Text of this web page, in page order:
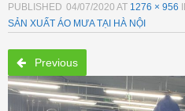
PUBLISHED 04/07/2020 AT 1276 × 956
SẢN XUẤT ÁO MƯA TẠI HÀ NỘI
Previous